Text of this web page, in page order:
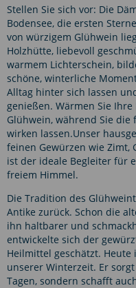
Stellen Sie sich vor: Die
Bodensee, die ersten
von würzigem Glühwein
Holzhütte, liebevoll
warmem Lichterschein,
schöne, winterliche
Alltag hinter sich lassen
genießen. Wärmen Sie
Glühwein, während Sie
wirken lassen.Unser
feinen Gewürzen wie Zimt,
ist der ideale Begleiter für
freiem Himmel.
Die Tradition des
Antike zurück. Schon die
ihn haltbarer und
entwickelte sich der
Heilmittel geschätzt.
unserer Winterzeit. Er
Tagen, sondern schafft